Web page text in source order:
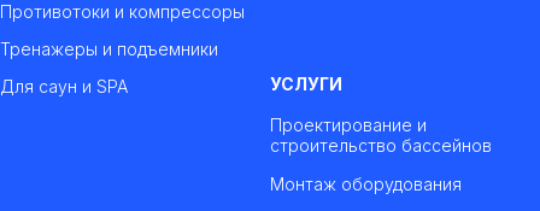
Противотоки и компрессоры
Тренажеры и подъемники
Для саун и SPA
УСЛУГИ
Проектирование и
строительство бассейнов
Монтаж оборудования